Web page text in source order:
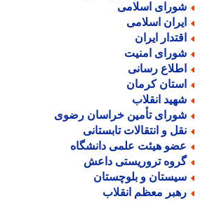
اسلامی
اسلامی
ایران
امنیت
رسانی
کرمان
انقلاب
تأمین خراسان رضوی
و انتقالات تابستانی
هیئت علمی دانشگاه
تروریستی داعش
و بلوچستان
معظم انقلاب